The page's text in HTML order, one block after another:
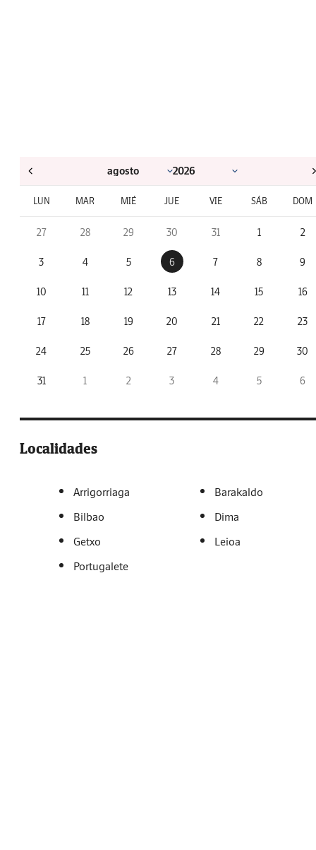
LUN MAR MIÉ JUE VIE SÁB DOM
27 28 29 30 31 1 2
3 4 5 6 7 8 9
10 11 12 13 14 15 16
17 18 19 20 21 22 23
24 25 26 27 28 29 30
31 1 2 3 4 5 6
Localidades
Arrigorriaga
Barakaldo
Bilbao
Dima
Getxo
Leioa
Portugalete